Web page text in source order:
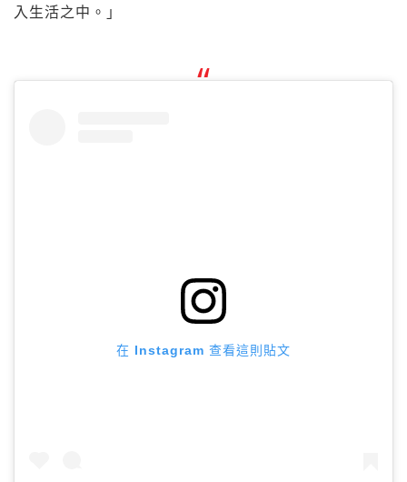
入生活之中。」
在 Instagram 查看這則貼文